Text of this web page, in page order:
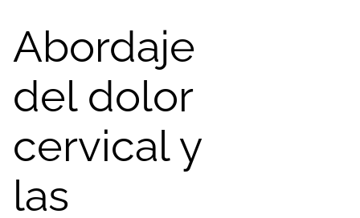
Abordaje
del dolor
cervical y
las